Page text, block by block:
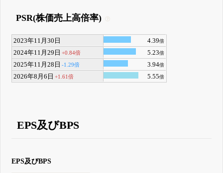
PSR(株価売上高倍率)
2023年11月30日 4.39倍
2024年11月29日 +0.84倍 5.23倍
2025年11月28日 -1.29倍 3.94倍
2026年8月6日 +1.61倍 5.55倍
EPS及びBPS
EPS及びBPS